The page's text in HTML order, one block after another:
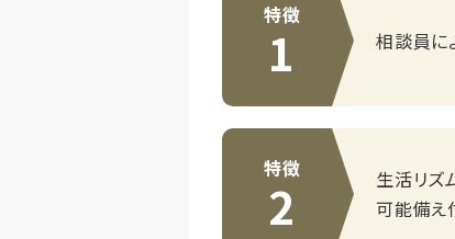
特徴
1 相談員に
特徴
2
生活リズ
可能備え